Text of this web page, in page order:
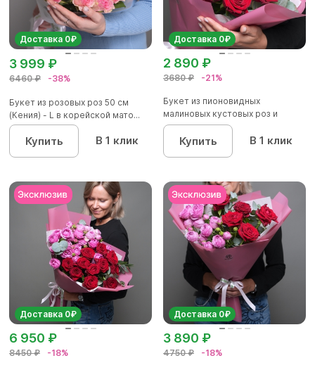
Доставка 0₽
6460 ₽ -38%
3 999 ₽
Букет из розовых роз 50 см
(Кения) - L в корейской мато...
Купить В 1 клик
Доставка 0₽
3680 ₽ -21%
2 890 ₽
Букет из пионовидных
малиновых кустовых роз и
красных р...
Купить В 1 клик
Доставка 0₽
8450 ₽ -18%
6 950 ₽
Доставка 0₽
4750 ₽ -18%
3 890 ₽